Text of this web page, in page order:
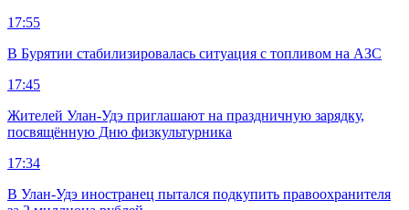
17:55
В Бурятии стабилизировалась ситуация с топливом на АЗС
17:45
Жителей Улан-Удэ приглашают на праздничную зарядку,
посвящённую Дню физкультурника
17:34
В Улан-Удэ иностранец пытался подкупить правоохранителя